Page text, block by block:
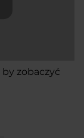
by zobaczyć